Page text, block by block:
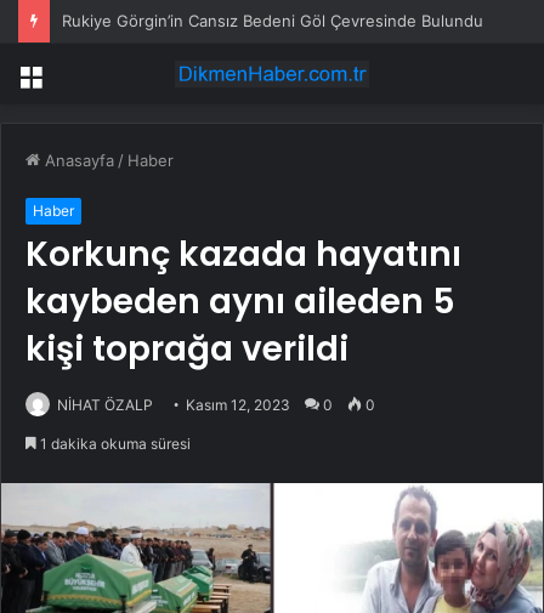
Rukiye Görgin’in Cansız Bedeni Göl Çevresinde Bulundu
Menü
Anasayfa / Haber
Haber
Korkunç kazada hayatını
kaybeden aynı aileden 5
kişi toprağa verildi
NİHAT ÖZALP Kasım 12, 2023 0 0
1 dakika okuma süresi